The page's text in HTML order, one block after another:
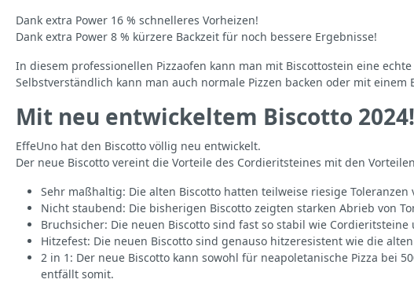
Dank extra Power 16 % schnelleres Vorheizen!
Dank extra Power 8 % kürzere Backzeit für noch bessere Ergebnisse!
In diesem professionellen Pizzaofen kann man mit Biscottostein eine
Selbstverständlich kann man auch normale Pizzen backen oder mit
Mit neu entwickeltem Biscotto 2024!
EffeUno hat den Biscotto völlig neu entwickelt.
Der neue Biscotto vereint die Vorteile des Cordieritsteines mit den
Sehr maßhaltig: Die alten Biscotto hatten teilweise riesige Toleranzen
Nicht staubend: Die bisherigen Biscotto zeigten starken Abrieb von
Bruchsicher: Die neuen Biscotto sind fast so stabil wie
Hitzefest: Die neuen Biscotto sind genauso hitzeresistent wie die
2 in 1: Der neue Biscotto kann sowohl für neapoletanische Pizza bei
entfällt somit.